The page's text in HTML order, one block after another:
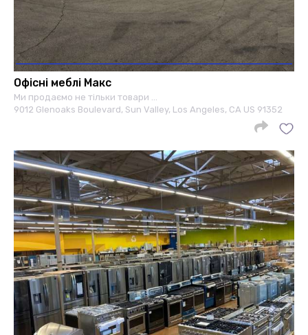
Офісні меблі Макс
Ми продаємо не тільки товари …
9012 Glenoaks Boulevard, Sun Valley, Los Angeles, CA US 91352